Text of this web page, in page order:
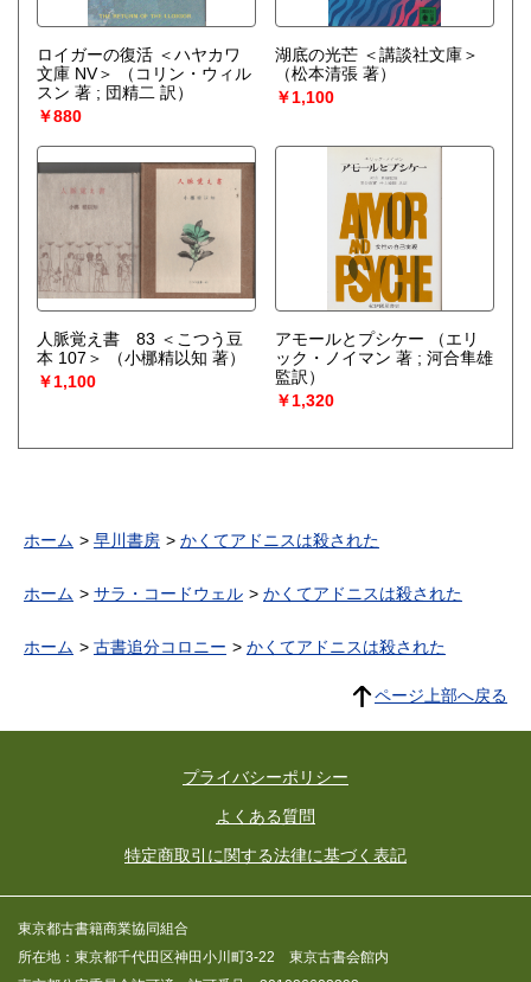
ロイガーの復活 ＜ハヤカワ
文庫 NV＞
（コリン・ウィル
スン 著 ; 団精二 訳）
￥880
湖底の光芒 ＜講談社文庫＞
（松本清張 著）
￥1,100
人脈覚え書 83 ＜こつう豆
本 107＞
（小梛精以知 著）
￥1,100
アモールとプシケー
（エリ
ック・ノイマン 著 ; 河合隼雄
監訳）
￥1,320
ホーム 早川書房 かくてアドニスは殺された
ホーム サラ・コードウェル かくてアドニスは殺された
ホーム 古書追分コロニー かくてアドニスは殺された
ページ上部へ戻る
プライバシーポリシー
よくある質問
特定商取引に関する法律に基づく表記
東京都古書籍商業協同組合
所在地：東京都千代田区神田小川町3-22 東京古書会館内